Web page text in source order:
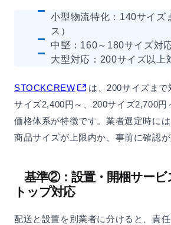
小型物流特化：140サイズ
ス）
中堅：160～180サイズ対
大型対応：200サイズ以上
STOCKCREW
は、200サイズま
サイズ2,400円～、200サイズ2,700円
価格体系が特徴です。業者選定時に
商品サイズが上限内か、事前に確認が
基準②：設置・開梱サービ
トップ対応
配送と設置を別業者に分けると、責